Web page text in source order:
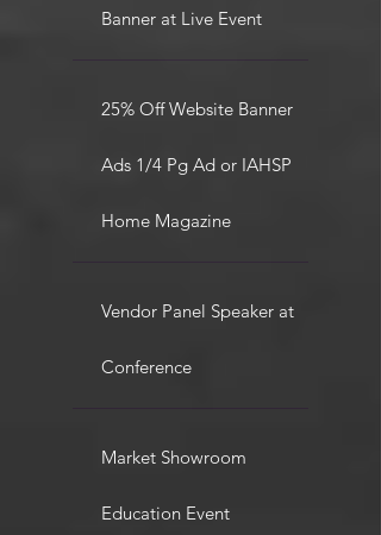
Banner at Live Event
25% Off Website Banner
Ads 1/4 Pg Ad or IAHSP
Home Magazine
Vendor Panel Speaker at
Conference
Market Showroom
Education Event